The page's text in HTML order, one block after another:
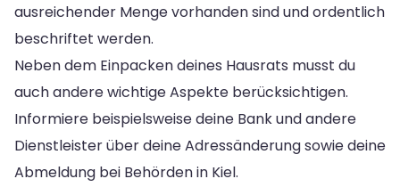
ausreichender Menge vorhanden sind und ordentlich
beschriftet werden.
Neben dem Einpacken deines Hausrats musst du
auch andere wichtige Aspekte berücksichtigen.
Informiere beispielsweise deine Bank und andere
Dienstleister über deine Adressänderung sowie deine
Abmeldung bei Behörden in Kiel.